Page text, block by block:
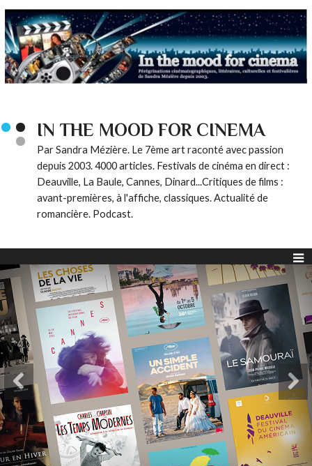
IN THE MOOD FOR CINEMA
Par Sandra Mézière. Le 7ème art raconté avec passion
depuis 2003. 4000 articles. Festivals de cinéma en direct :
Deauville, La Baule, Cannes, Dinard...Critiques de films :
avant-premières, à l'affiche, classiques. Actualité de
romancière. Podcast.